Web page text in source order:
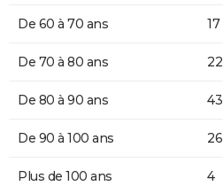
De 60 à 70 ans 17
De 70 à 80 ans 22
De 80 à 90 ans 43
De 90 à 100 ans 26
Plus de 100 ans 4